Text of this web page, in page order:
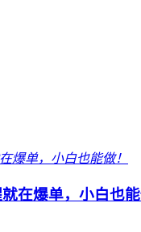
在爆单，小白也